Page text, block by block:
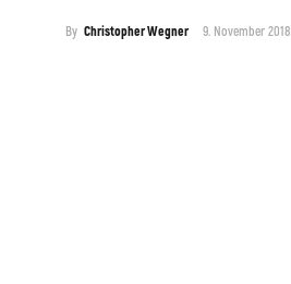
By Christopher Wegner 9. November 2018